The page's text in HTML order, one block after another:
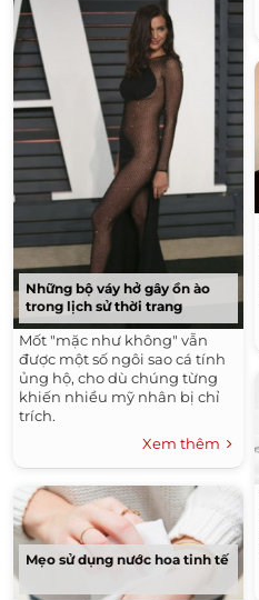
Những bộ váy hở gây ồn ào
trong lịch sử thời trang
Mốt "mặc như không" vẫn
được một số ngôi sao cá tính
ủng hộ, cho dù chúng từng
khiến nhiều mỹ nhân bị chỉ
trích.
Xem thêm
Mẹo sử dụng nước hoa tinh tế